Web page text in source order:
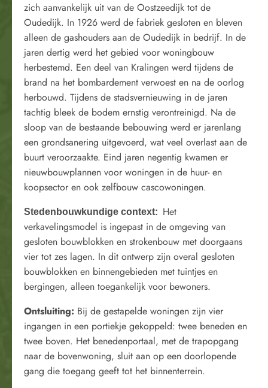
zich aanvankelijk uit van de Oostzeedijk tot de
Oudedijk. In 1926 werd de fabriek gesloten en bleven
alleen de gashouders aan de Oudedijk in bedrijf. In de
jaren dertig werd het gebied voor woningbouw
herbestemd. Een deel van Kralingen werd tijdens de
brand na het bombardement verwoest en na de oorlog
herbouwd. Tijdens de stadsvernieuwing in de jaren
tachtig bleek de bodem ernstig verontreinigd. Na de
sloop van de bestaande bebouwing werd er jarenlang
een grondsanering uitgevoerd, wat veel overlast aan de
buurt veroorzaakte. Eind jaren negentig kwamen er
nieuwbouwplannen voor woningen in de huur- en
koopsector en ook zelfbouw cascowoningen.
Stedenbouwkundige context: Het
verkavelingsmodel is ingepast in de omgeving van
gesloten bouwblokken en strokenbouw met doorgaans
vier tot zes lagen. In dit ontwerp zijn overal gesloten
bouwblokken en binnengebieden met tuintjes en
bergingen, alleen toegankelijk voor bewoners.
Ontsluiting: Bij de gestapelde woningen zijn vier
ingangen in een portiekje gekoppeld: twee beneden en
twee boven. Het benedenportaal, met de trapopgang
naar de bovenwoning, sluit aan op een doorlopende
gang die toegang geeft tot het binnenterrein.